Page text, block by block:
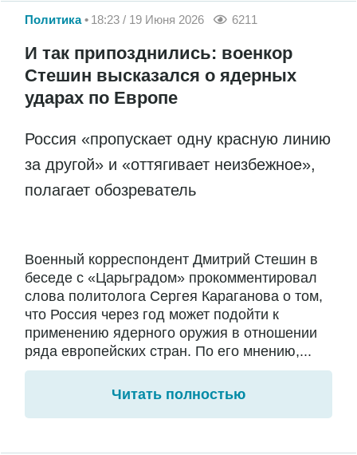
Политика 18:23 / 19 Июня 2026 6211
И так припозднились: военкор
Стешин высказался о ядерных
ударах по Европе
Россия «пропускает одну красную линию
за другой» и «оттягивает неизбежное»,
полагает обозреватель
Военный корреспондент Дмитрий Стешин в
беседе с «Царьградом» прокомментировал
слова политолога Сергея Караганова о том,
что Россия через год может подойти к
применению ядерного оружия в отношении
ряда европейских стран. По его мнению,...
Читать полностью